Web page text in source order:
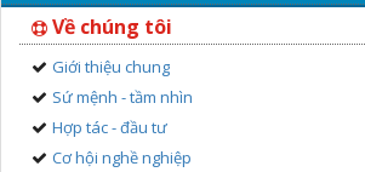
Về chúng tôi
Giới thiệu chung
Sứ mệnh - tầm nhìn
Hợp tác - đầu tư
Cơ hội nghề nghiệp